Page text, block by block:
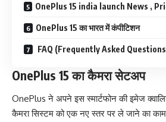
OnePlus 15 india launch News ,
OnePlus 15 का भारत में कंपीटिशन
FAQ (Frequently Asked
OnePlus 15 का कैमरा सेटअप
OnePlus ने अपने इस स्मार्टफोन की इमेज
कैमरा सिस्टम को एक नए स्तर पर ले जाने का